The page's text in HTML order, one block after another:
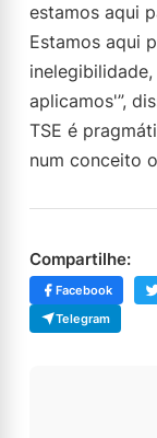
estamos aqui
Estamos aqui
aplicamos'”,
TSE é
num conceito
Compartilhe:
Facebook
Telegram